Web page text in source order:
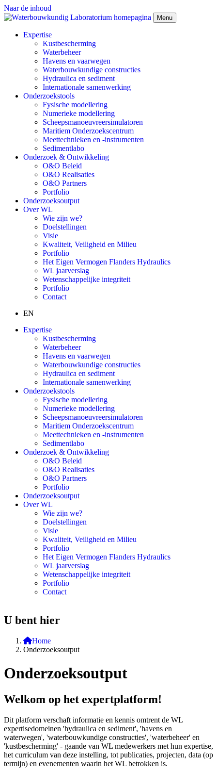
Naar de inhoud
Menu
Expertise
Kustbescherming
Waterbeheer
Havens en vaarwegen
Waterbouwkundige constructies
Hydraulica en sediment
Internationale samenwerking
Onderzoekstools
Fysische modellering
Numerieke modellering
Scheepsmanoeuvreersimulatoren
Maritiem Onderzoekscentrum
Meettechnieken en -instrumenten
Sedimentlabo
Onderzoek & Ontwikkeling
O&O Beleid
O&O Realisaties
O&O Partners
Portfolio
Onderzoeksoutput
Over WL
Wie zijn we?
Doelstellingen
Visie
Kwaliteit, Veiligheid en Milieu
Portfolio
Het Eigen Vermogen Flanders Hydraulics
WL jaarverslag
Wetenschappelijke integriteit
Portfolio
Contact
EN
Expertise
Kustbescherming
Waterbeheer
Havens en vaarwegen
Waterbouwkundige constructies
Hydraulica en sediment
Internationale samenwerking
Onderzoekstools
Fysische modellering
Numerieke modellering
Scheepsmanoeuvreersimulatoren
Maritiem Onderzoekscentrum
Meettechnieken en -instrumenten
Sedimentlabo
Onderzoek & Ontwikkeling
O&O Beleid
O&O Realisaties
O&O Partners
Portfolio
Onderzoeksoutput
Over WL
Wie zijn we?
Doelstellingen
Visie
Kwaliteit, Veiligheid en Milieu
Portfolio
Het Eigen Vermogen Flanders Hydraulics
WL jaarverslag
Wetenschappelijke integriteit
Portfolio
Contact
U bent hier
Home
Onderzoeksoutput
Onderzoeksoutput
Welkom op het expertplatform!
Dit platform verschaft informatie en kennis omtrent de WL
expertisedomeinen 'hydraulica en sediment', 'havens en
waterwegen', 'waterbouwkundige constructies', 'waterbeheer' en
'kustbescherming' - gaande van WL medewerkers met hun expertise,
het curriculum van deze instelling, tot publicaties, projecten, data (op
termijn) en evenementen waarin het WL betrokken is.